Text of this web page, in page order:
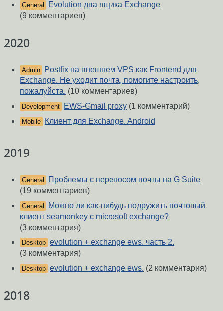
General
Evolution два ящика Exchange
(9 комментариев)
2020
Admin
Postfix на внешнем VPS как Frontend для
Exchange. Не уходит почта, помогите настроить,
пожалуйста. (10 комментариев)
Development EWS-Gmail proxy (1 комментарий)
Mobile Клиент для Exchange. Android
2019
General
Проблемы с переносом почты на G Suite
(19 комментариев)
General
Можно ли как-нибудь подружить почтовый
клиент seamonkey с microsoft exchange?
(3 комментария)
Desktop evolution + exchange ews. часть 2.
(3 комментария)
Desktop evolution + exchange ews. (2 комментария)
2018